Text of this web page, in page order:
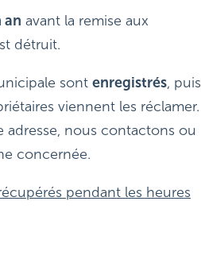
an avant la remise aux
détruit.
sont enregistrés, puis
viennent les réclamer.
nous contactons ou
concernée.
pendant les heures